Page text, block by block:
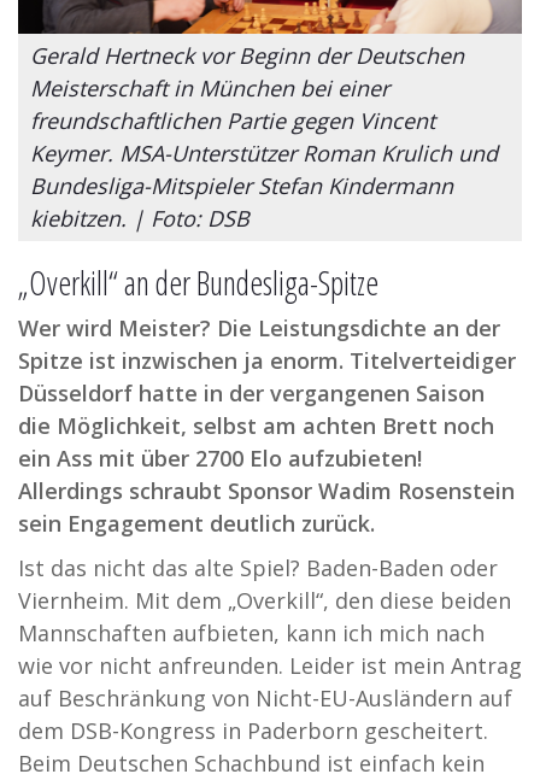
Gerald Hertneck vor Beginn der Deutschen
Meisterschaft in München bei einer
freundschaftlichen Partie gegen Vincent
Keymer. MSA-Unterstützer Roman Krulich und
Bundesliga-Mitspieler Stefan Kindermann
kiebitzen. | Foto: DSB
„Overkill“ an der Bundesliga-Spitze
Wer wird Meister? Die Leistungsdichte an der
Spitze ist inzwischen ja enorm. Titelverteidiger
Düsseldorf hatte in der vergangenen Saison
die Möglichkeit, selbst am achten Brett noch
ein Ass mit über 2700 Elo aufzubieten!
Allerdings schraubt Sponsor Wadim Rosenstein
sein Engagement deutlich zurück.
Ist das nicht das alte Spiel? Baden-Baden oder
Viernheim. Mit dem „Overkill“, den diese beiden
Mannschaften aufbieten, kann ich mich nach
wie vor nicht anfreunden. Leider ist mein Antrag
auf Beschränkung von Nicht-EU-Ausländern auf
dem DSB-Kongress in Paderborn gescheitert.
Beim Deutschen Schachbund ist einfach kein